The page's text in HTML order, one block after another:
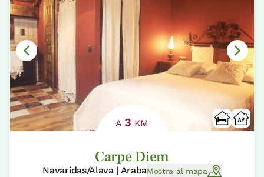
A 3 KM
Carpe Diem
Navaridas/Alava | ArabaMostra al mapa